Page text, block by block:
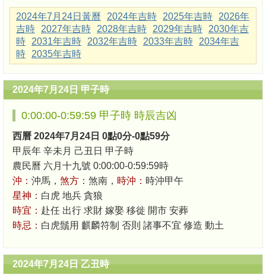
2024年7月24日黃曆 2024年吉時 2025年吉時
2026年
吉時
2027年吉時 2028年吉時 2029年吉時
2030年吉
時
2031年吉時 2032年吉時 2033年吉時
2034年吉
時
2035年吉時
2024年7月24日 甲子時
0:00:00-0:59:59 甲子時 時辰吉凶
西曆 2024年7月24日 0點0分-0點59分
甲辰年 辛未月 己丑日 甲子時
農民曆 六月十九號 0:00:00-0:59:59時
沖： 沖馬， 煞方： 煞南， 時沖： 時沖甲午
星神： 白虎 地兵 貪狼
時宜： 赴任 出行 求財 嫁娶 移徙 開市 安葬
時忌： 白虎鬚用 麒麟符制 否則 諸事不宜 修造 動土
2024年7月24日 乙丑時